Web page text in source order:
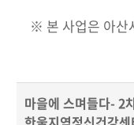
※ 본 사업은 아산
마을에 스며들다- 2